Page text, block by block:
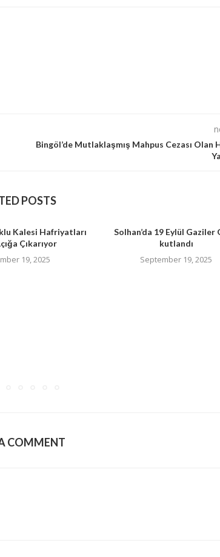
Bingöl’de Mutlaklaşmış Mahpus Cezası Olan
POSTS
Kalesi Hafriyatları
Çıkarıyor
19, 2025
Solhan’da 19 Eylül Gaziler
kutlandı
September 19, 2025
COMMENT